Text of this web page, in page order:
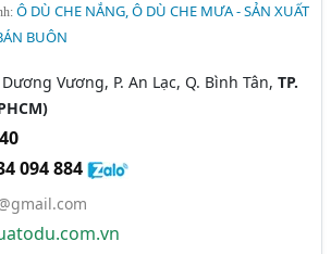
Ô DÙ CHE NẮNG, Ô DÙ CHE MƯA - SẢN XUẤT
BUÔN
Vương, P. An Lạc, Q. Bình Tân,TP.
094 884